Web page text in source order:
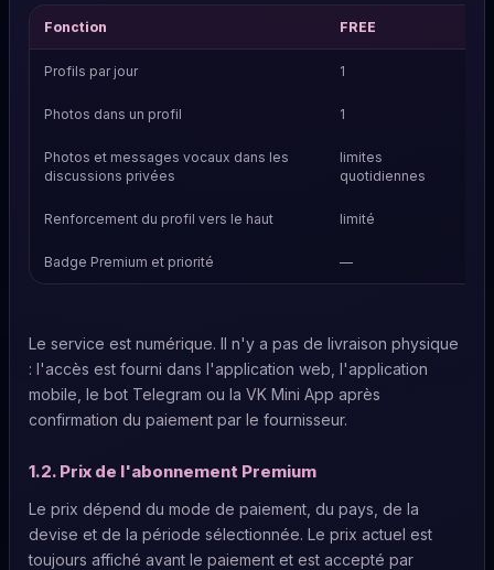
Fonction FREE
Profils par jour 1
Photos dans un profil 1
Photos et messages vocaux dans les
discussions privées
limites
quotidiennes
Renforcement du profil vers le haut limité
Badge Premium et priorité —
Le service est numérique. Il n'y a pas de livraison physique
: l'accès est fourni dans l'application web, l'application
mobile, le bot Telegram ou la VK Mini App après
confirmation du paiement par le fournisseur.
1.2. Prix de l'abonnement Premium
Le prix dépend du mode de paiement, du pays, de la
devise et de la période sélectionnée. Le prix actuel est
toujours affiché avant le paiement et est accepté par